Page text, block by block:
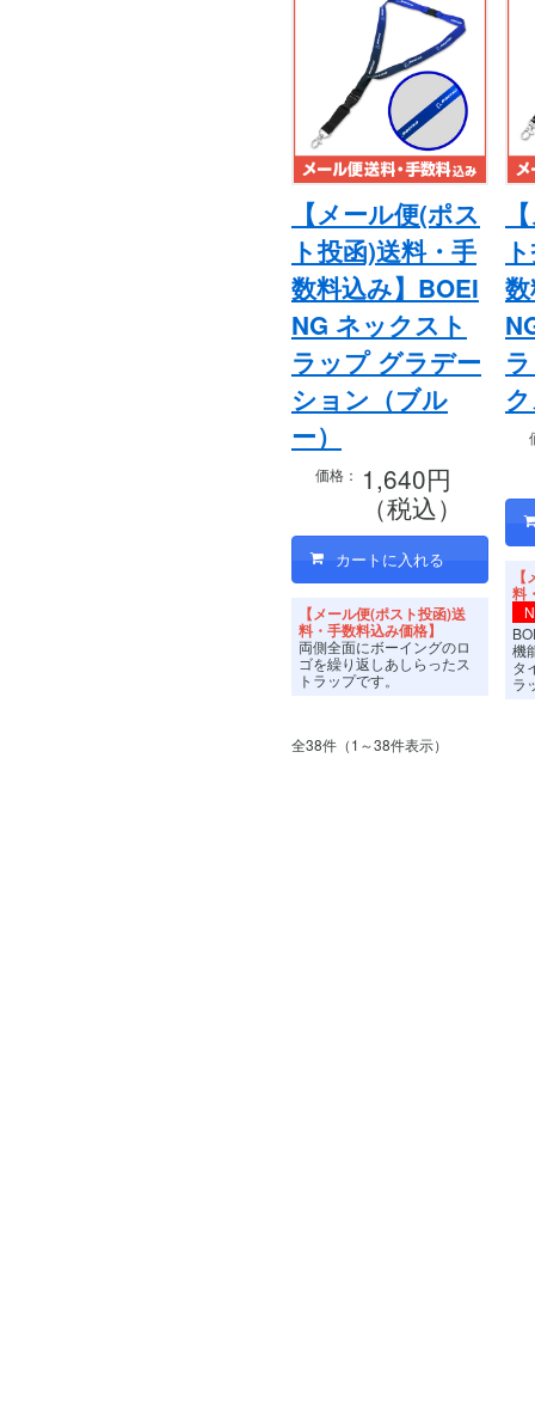
【メール便(ポス
ト投函)送料・手
数料込み】BOEI
NG ネックスト
ラップ グラデー
ション（ブル
ー）
価格： 1,640円
（税込）
【メール便(ポスト投函)送
料・手数料込み価格】
両側全面にボーイングのロ
ゴを繰り返しあしらったス
トラップです。
料
機
タ
ラ
全38件（1～38件表示）